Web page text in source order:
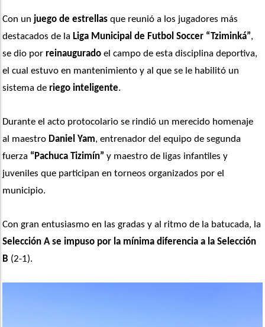
Con un juego de estrellas que reunió a los jugadores más
destacados de la Liga Municipal de Futbol Soccer “Tziminká”,
se dio por reinaugurado el campo de esta disciplina deportiva,
el cual estuvo en mantenimiento y al que se le habilitó un
sistema de riego inteligente.
Durante el acto protocolario se rindió un merecido homenaje
al maestro Daniel Yam, entrenador del equipo de segunda
fuerza “Pachuca Tizimín” y maestro de ligas infantiles y
juveniles que participan en torneos organizados por el
municipio.
Selección A se impuso por la mínima diferencia a la Selección
B (2-1).